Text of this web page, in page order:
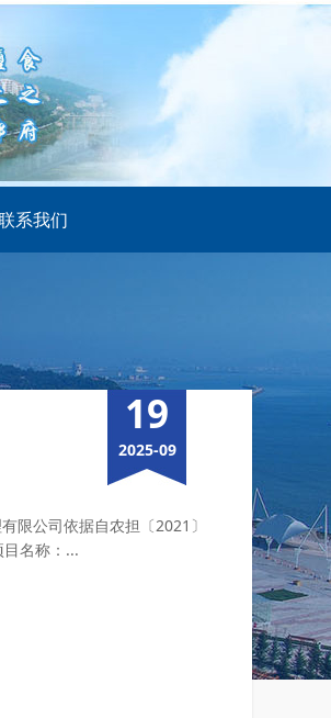
系我们
限公司依据自农担〔2021〕
名称：...
19
2025-09